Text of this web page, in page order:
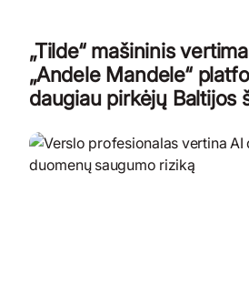
„Tilde“ mašininis
„Andele Mandele“
daugiau pirkėjų Baltijos